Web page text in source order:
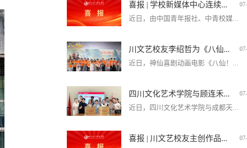
喜报 | 学校新媒体中心连续...
近日，由中国青年报社、中青校媒...
川文艺校友李绍哲为《八仙...
近日，神仙喜剧动画电影《八仙！...
四川文化艺术学院与顾连禾...
近日，四川文化艺术学院与成都天...
喜报 | 川文艺校友主创作品...